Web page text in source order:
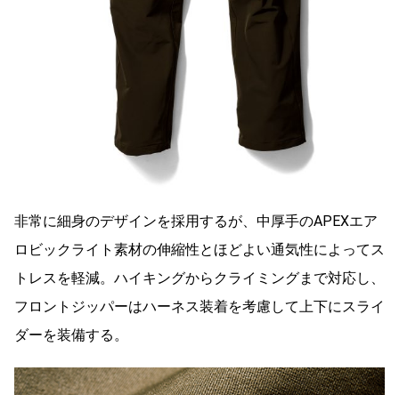
非常に細身のデザインを採用するが、中厚手のAPEXエア
ロビックライト素材の伸縮性とほどよい通気性によってス
トレスを軽減。ハイキングからクライミングまで対応し、
フロントジッパーはハーネス装着を考慮して上下にスライ
ダーを装備する。